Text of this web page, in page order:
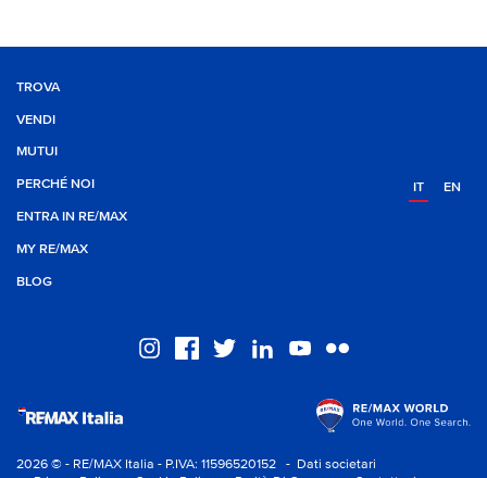
TROVA
VENDI
MUTUI
PERCHÉ NOI
ENTRA IN RE/MAX
MY RE/MAX
BLOG
IT EN
2026 © - RE/MAX Italia - P.IVA: 11596520152
- Dati societari